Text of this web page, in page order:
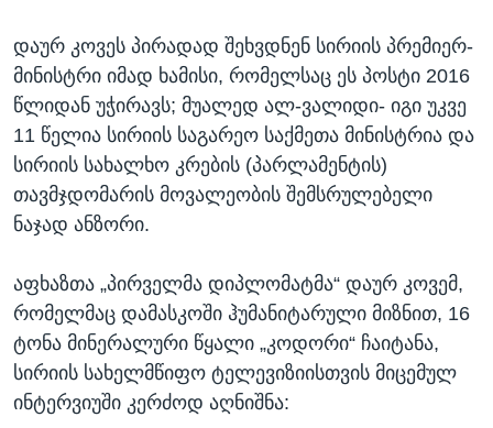
დაურ კოვეს პირადად შეხვდნენ სირიის პრემიერ-
მინისტრი იმად ხამისი, რომელსაც ეს პოსტი 2016
წლიდან უჭირავს; მუალედ ალ-ვალიდი- იგი უკვე
11 წელია სირიის საგარეო საქმეთა მინისტრია და
სირიის სახალხო კრების (პარლამენტის)
თავმჯდომარის მოვალეობის შემსრულებელი
ნაჯად ანზორი.
აფხაზთა „პირველმა დიპლომატმა“ დაურ კოვემ,
რომელმაც დამასკოში ჰუმანიტარული მიზნით, 16
ტონა მინერალური წყალი „კოდორი“ ჩაიტანა,
სირიის სახელმწიფო ტელევიზიისთვის მიცემულ
ინტერვიუში კერძოდ აღნიშნა: